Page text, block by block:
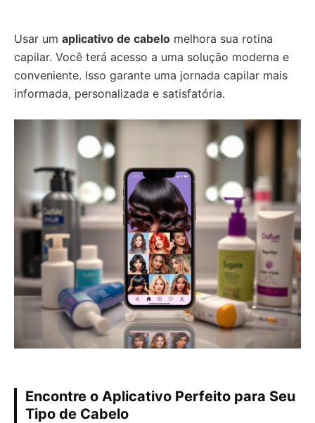
Usar um aplicativo de cabelo melhora sua rotina
capilar. Você terá acesso a uma solução moderna e
conveniente. Isso garante uma jornada capilar mais
informada, personalizada e satisfatória.
Encontre o Aplicativo Perfeito para Seu
Tipo de Cabelo